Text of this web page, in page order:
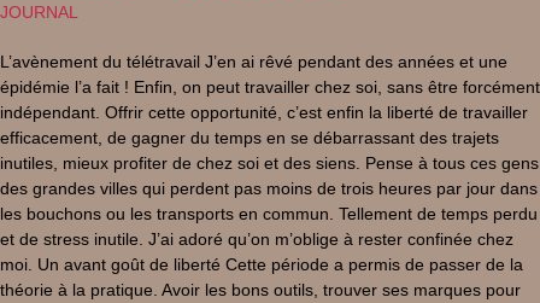
JOURNAL
L’avènement du télétravail J’en ai rêvé pendant des années et une
épidémie l’a fait ! Enfin, on peut travailler chez soi, sans être forcément
indépendant. Offrir cette opportunité, c’est enfin la liberté de travailler
efficacement, de gagner du temps en se débarrassant des trajets
inutiles, mieux profiter de chez soi et des siens. Pense à tous ces gens
des grandes villes qui perdent pas moins de trois heures par jour dans
les bouchons ou les transports en commun. Tellement de temps perdu
et de stress inutile. J’ai adoré qu’on m’oblige à rester confinée chez
moi. Un avant goût de liberté Cette période a permis de passer de la
théorie à la pratique. Avoir les bons outils, trouver ses marques pour